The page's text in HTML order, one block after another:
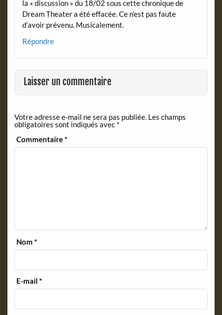
la « discussion » du 18/02 sous cette chronique de
Dream Theater a été effacée. Ce n’est pas faute
d’avoir prévenu. Musicalement.
Répondre
Laisser un commentaire
Votre adresse e-mail ne sera pas publiée. Les champs
obligatoires sont indiqués avec *
Commentaire*
Nom*
E-mail*